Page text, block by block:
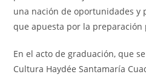
una nación de oportunidades y
que apuesta por la preparación
En el acto de graduación, que
Cultura Haydée Santamaría